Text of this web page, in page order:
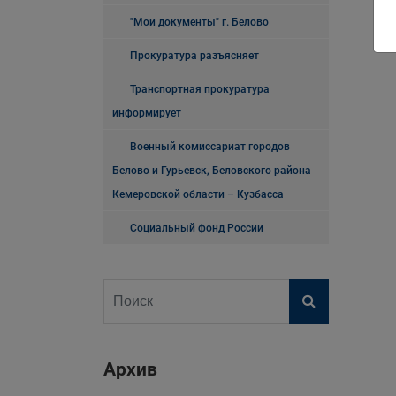
"Мои документы" г. Белово
Прокуратура разъясняет
Транспортная прокуратура
информирует
Военный комиссариат городов
Белово и Гурьевск, Беловского района
Кемеровской области – Кузбасса
Социальный фонд России
Архив